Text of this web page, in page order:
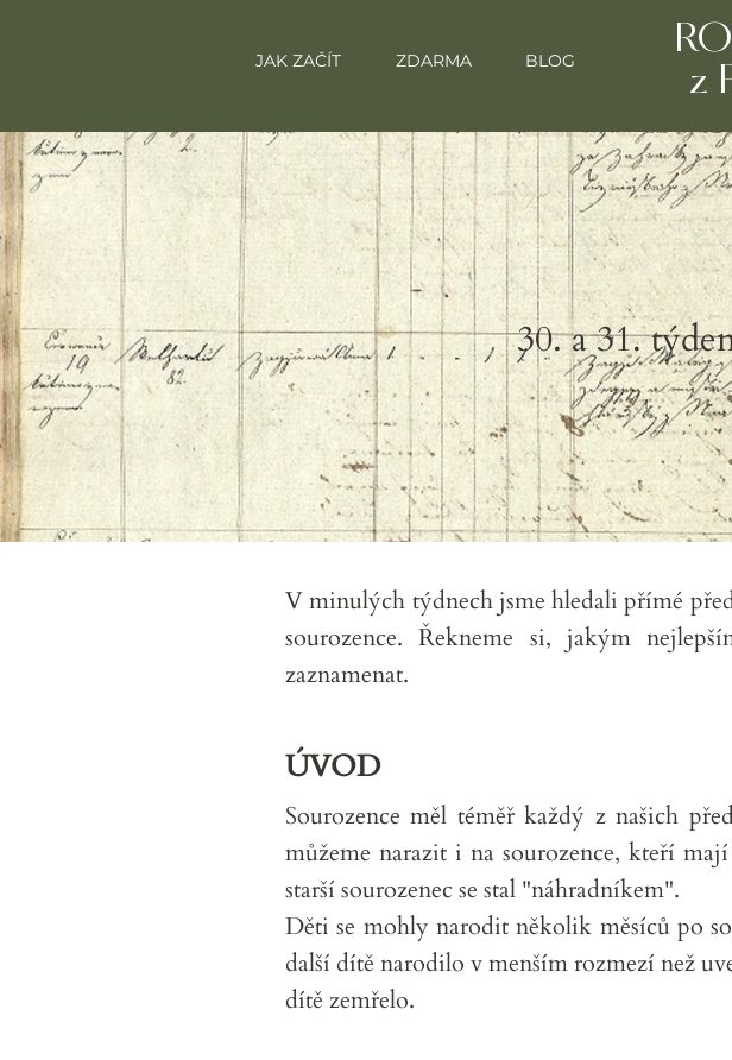
JAK ZAČÍT ZDARMA BLOG
z
30. a 31.
V minulých týdnech jsme hledali přímé
sourozence. Řekneme si, jakým
zaznamenat.
ÚVOD
Sourozence měl téměř každý z našich
můžeme narazit i na sourozence, kteří
starší sourozenec se stal "náhradníkem".
Děti se mohly narodit několik měsíců po
další dítě narodilo v menším rozmezí než
dítě zemřelo.